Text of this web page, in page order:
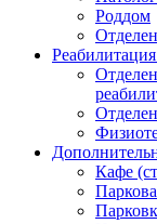
Роддом
Кафе